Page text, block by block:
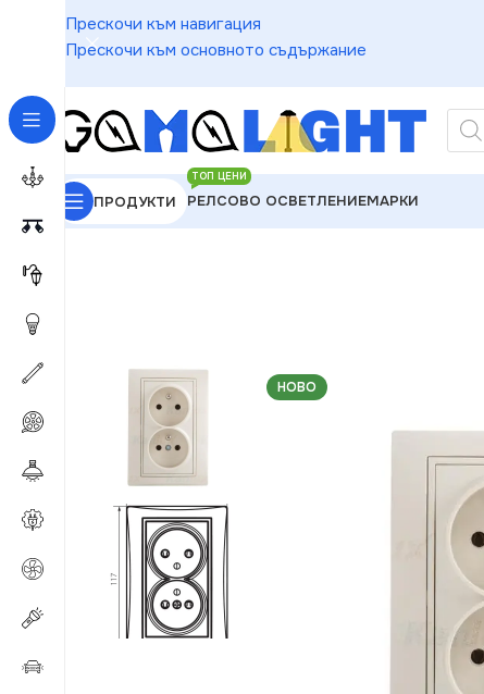
Прескочи към навигация
Прескочи към основното съдържание
ПРОДУКТИ РЕЛСОВО ОСВЕТЛЕНИЕ
ТОП ЦЕНИ
МАРКИ
GAMALIGHT»
НОВО